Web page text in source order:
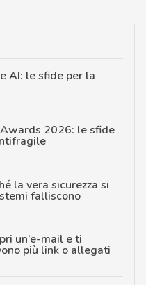
AI: le sfide per la
2026: le sfide
la vera sicurezza si
falliscono
un’e-mail e ti
più link o allegati